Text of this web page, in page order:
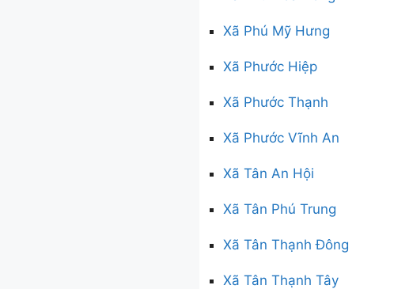
Xã Phú Mỹ Hưng
Xã Phước Hiệp
Xã Phước Thạnh
Xã Phước Vĩnh An
Xã Tân An Hội
Xã Tân Phú Trung
Xã Tân Thạnh Đông
Xã Tân Thạnh Tây